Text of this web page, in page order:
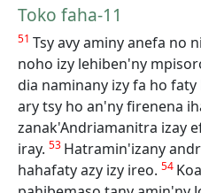
Toko faha-11
51 Tsy avy aminy anefa no
noho izy lehiben'ny
dia naminany izy fa ho faty
ary tsy ho an'ny firenena
zanak'Andriamanitra izay
iray. 53 Hatramin'izany
hahafaty azy izy ireo. 54